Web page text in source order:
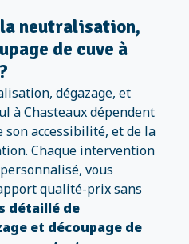
neutralisation,
de cuve à
dégazage, et
à Chasteaux dépendent
son accessibilité, et de la
Chaque intervention
vous
qualité-prix sans
détaillé de
et découpage de